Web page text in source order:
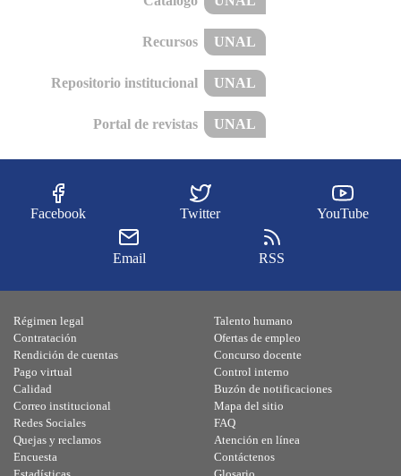
Recursos UNAL
Repositorio institucional UNAL
Portal de revistas UNAL
Facebook Twitter YouTube
Email RSS
Régimen legal
Contratación
Rendición de cuentas
Pago virtual
Calidad
Talento humano
Ofertas de empleo
Concurso docente
Control interno
Buzón de notificaciones
Correo institucional
Redes Sociales
Quejas y reclamos
Encuesta
Mapa del sitio
FAQ
Atención en línea
Contáctenos